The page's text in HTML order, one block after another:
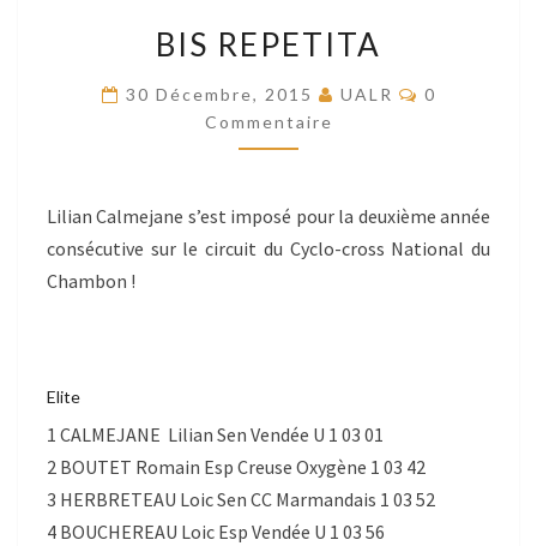
REPETITA
BIS REPETITA
30 Décembre, 2015 UALR
0
Commentaire
Lilian Calmejane s’est imposé pour la deuxième année
consécutive sur le circuit du Cyclo-cross National du
Chambon !
Elite
1 CALMEJANE Lilian Sen Vendée U 1 03 01
2 BOUTET Romain Esp Creuse Oxygène 1 03 42
3 HERBRETEAU Loic Sen CC Marmandais 1 03 52
4 BOUCHEREAU Loic Esp Vendée U 1 03 56